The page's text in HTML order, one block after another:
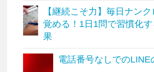
【継続こそ力】毎日ナンク
覚める！1日1問で習慣化
果
電話番号なしでのLINE